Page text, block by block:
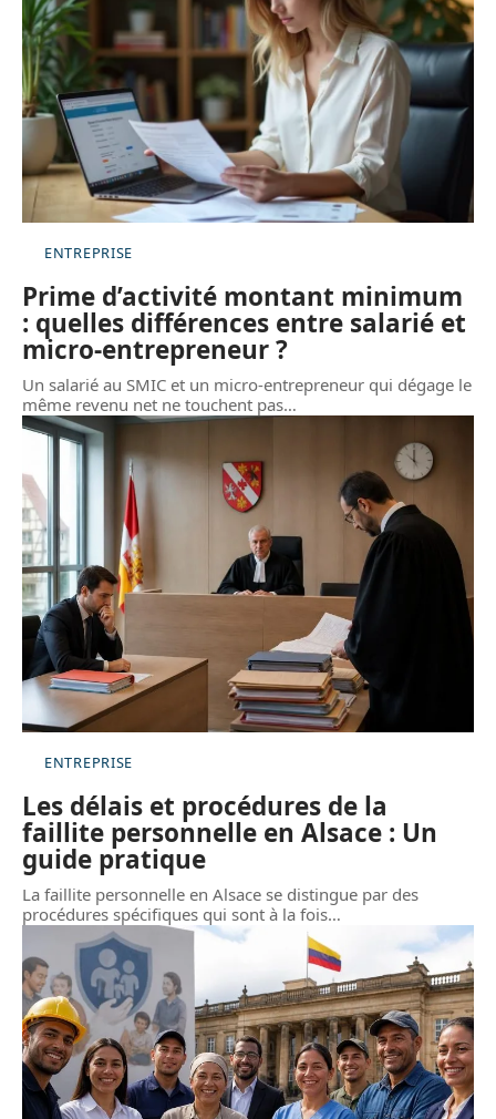
ENTREPRISE
Prime d’activité montant minimum
: quelles différences entre salarié et
micro-entrepreneur ?
Un salarié au SMIC et un micro-entrepreneur qui dégage le
même revenu net ne touchent pas…
ENTREPRISE
Les délais et procédures de la
faillite personnelle en Alsace : Un
guide pratique
La faillite personnelle en Alsace se distingue par des
procédures spécifiques qui sont à la fois…